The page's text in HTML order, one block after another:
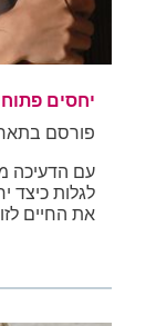
יחסים
פורסם בתאריך: 01/03/2016
עם הדעיכה
לגלות כיצד
את החיים